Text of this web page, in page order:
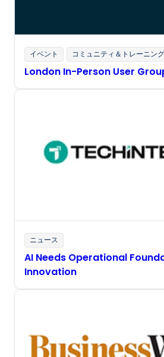
イベント コミュニティ＆トレーニング
London In-Person User
ニュース
AI Needs Operational
Innovation